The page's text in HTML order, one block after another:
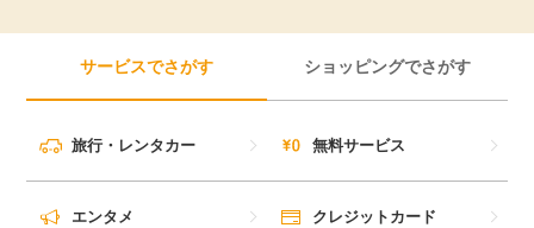
モニター
進学・教育
美容・健康
サービスでさがす ショッピングでさがす
旅行・レンタカー 無料サービス
エンタメ クレジットカード